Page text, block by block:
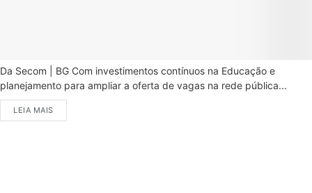
Da Secom | BG Com investimentos contínuos na Educação e
planejamento para ampliar a oferta de vagas na rede pública...
LEIA MAIS